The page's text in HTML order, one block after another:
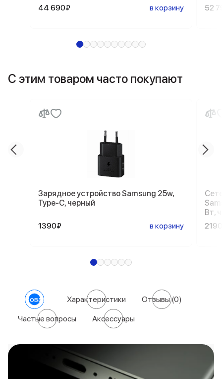
44 690₽ в корзину 52
С этим товаром часто покупают
Зарядное устройство Samsung 25w,
Type-C, черный
1390₽ в корзину
Вт,
О товаре Характеристики Отзывы(0)
Частые вопросы Аксессуары